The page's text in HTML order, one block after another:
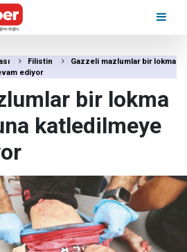
Filistin
Gazzeli mazlumlar bir lokma
ediyor
bir lokma
katledilmeye